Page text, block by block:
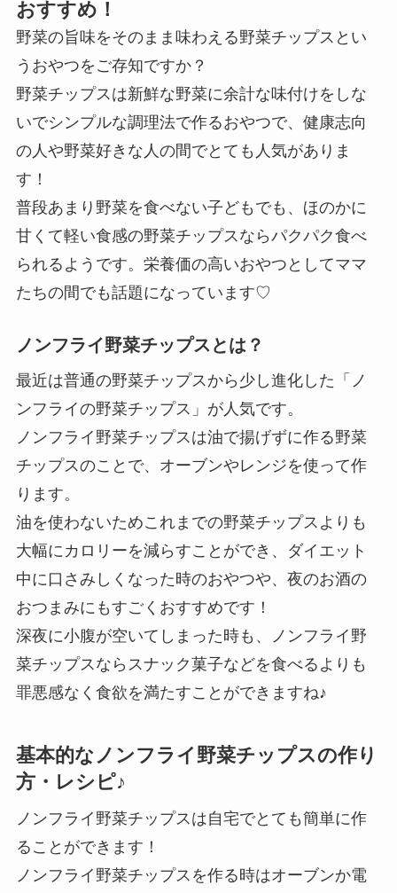
おすすめ！
野菜の旨味をそのまま味わえる野菜チップスとい
うおやつをご存知ですか？
野菜チップスは新鮮な野菜に余計な味付けをしな
いでシンプルな調理法で作るおやつで、健康志向
の人や野菜好きな人の間でとても人気がありま
す！
普段あまり野菜を食べない子どもでも、ほのかに
甘くて軽い食感の野菜チップスならパクパク食べ
られるようです。栄養価の高いおやつとしてママ
たちの間でも話題になっています♡
ノンフライ野菜チップスとは？
最近は普通の野菜チップスから少し進化した「ノ
ンフライの野菜チップス」が人気です。
ノンフライ野菜チップスは油で揚げずに作る野菜
チップスのことで、オーブンやレンジを使って作
ります。
油を使わないためこれまでの野菜チップスよりも
大幅にカロリーを減らすことができ、ダイエット
中に口さみしくなった時のおやつや、夜のお酒の
おつまみにもすごくおすすめです！
深夜に小腹が空いてしまった時も、ノンフライ野
菜チップスならスナック菓子などを食べるよりも
罪悪感なく食欲を満たすことができますね♪
基本的なノンフライ野菜チップスの作り
方・レシピ♪
ノンフライ野菜チップスは自宅でとても簡単に作
ることができます！
ノンフライ野菜チップスを作る時はオーブンか電